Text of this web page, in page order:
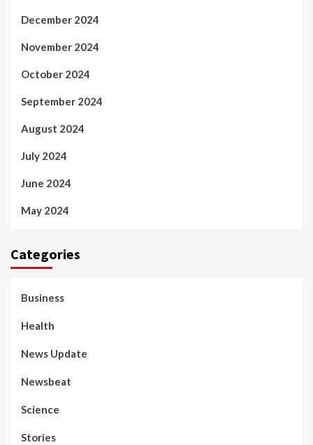
December 2024
November 2024
October 2024
September 2024
August 2024
July 2024
June 2024
May 2024
Categories
Business
Health
News Update
Newsbeat
Science
Stories